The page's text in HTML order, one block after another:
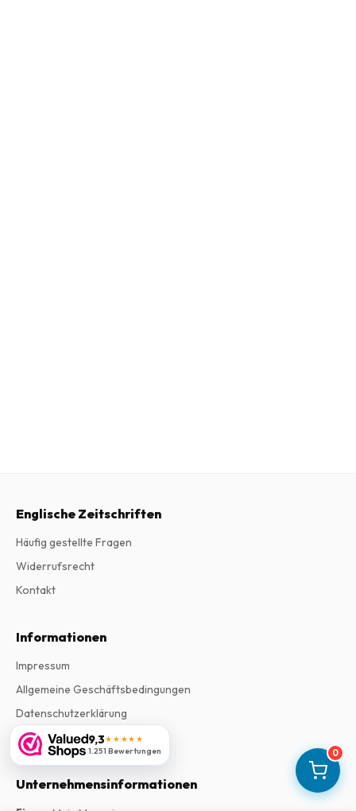
0
9,3★★★★★
1.251 Bewertungen
Englische Zeitschriften
Häufig gestellte Fragen
Widerrufsrecht
Kontakt
Informationen
Impressum
Allgemeine Geschäftsbedingungen
Datenschutzerklärung
Beschwerden
Unternehmensinformationen